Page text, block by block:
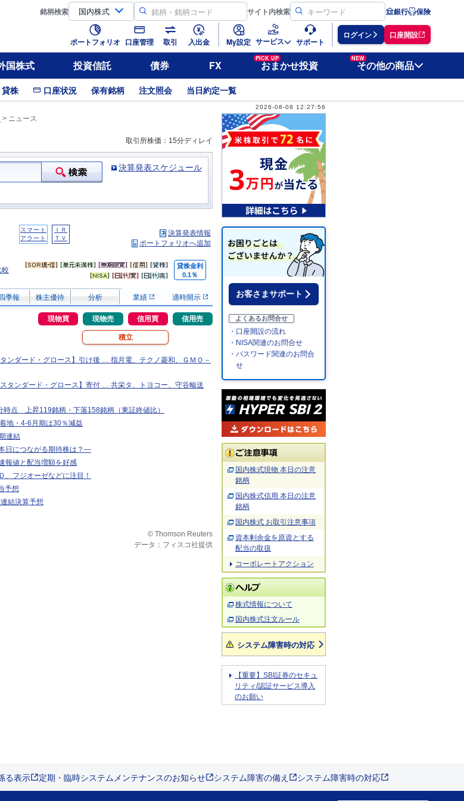
銘柄検索 サイト内検索 銀行 保険
ポートフォリオ 口座管理 取引 入出金 My設定 サービス サポート
ログイン 口座開設
国株式 投資信託 債券 FX
PICK UP
おまかせ投資
NEW
その他の商品
貸株 口座状況 保有銘柄 注文照会 当日約定一覧
2026-08-08 12:27:56
> ニュース
取引所株価：15分ディレイ
決算発表スケジュール
スマート
アラート
ＩＲ
ＴＶ
決算発表情報
ポートフォリオへ追加
較
貸株金利
0.1％
四季報 株主優待 分析 業績 適時開示
現物買 現物売 信用買 信用売
積立
ンダード・グロース】引け後 … 指月電、テクノ菱和、ＧＭＯ－
タンダード・グロース】寄付 … 共栄タ、トヨコー、守谷輸送
時点 上昇119銘柄・下落158銘柄（東証終値比）
地・4-6月期は30％減益
連結
日につながる期待株は？―
報値と配当増額を好感
フジオーゼなどに注目！
予想
結決算予想
© Thomson Reuters
データ：フィスコ社提供
お客さまサポート
よくあるお問合せ
・口座開設の流れ
・NISA関連のお問合せ
・パスワード関連のお問合
せ
国内株式現物 本日の注意
銘柄
国内株式信用 本日の注意
銘柄
国内株式 お取引注意事項
資本剰余金を原資とする
配当の取扱
コーポレートアクション
株式情報について
国内株式注文ルール
システム障害時の対応
【重要】SBI証券のセキュ
リティ/認証サービス導入
のお願い
る表示 定期・臨時システムメンテナンスのお知らせ システム障害の備え システム障害時の対応